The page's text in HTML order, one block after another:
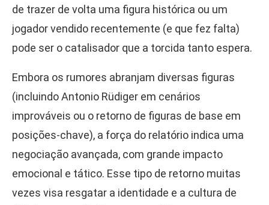
de trazer de volta uma figura histórica ou um
jogador vendido recentemente (e que fez falta)
pode ser o catalisador que a torcida tanto espera.
Embora os rumores abranjam diversas figuras
(incluindo Antonio Rüdiger em cenários
improváveis ou o retorno de figuras de base em
posições-chave), a força do relatório indica uma
negociação avançada, com grande impacto
emocional e tático. Esse tipo de retorno muitas
vezes visa resgatar a identidade e a cultura de